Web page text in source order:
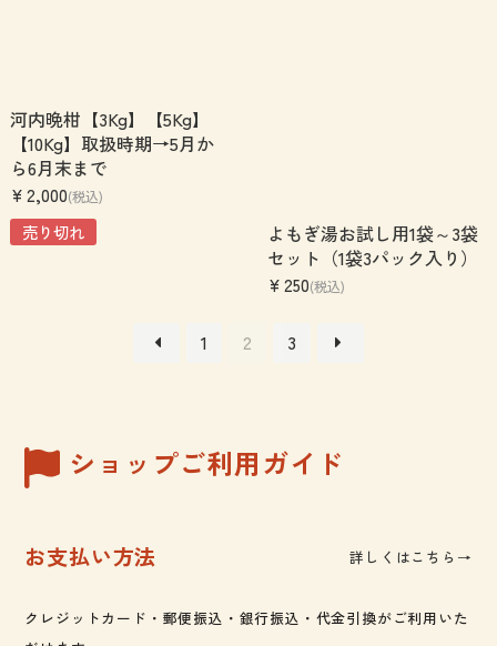
河内晩柑【3Kg】【5Kg】
【10Kg】取扱時期→5月か
ら6月末まで
¥2,000(税込)
売り切れ
よもぎ湯お試し用1袋～3袋
セット（1袋3パック入り）
¥250(税込)
≪ 1 2 3 ≫
ショップご利用ガイド
お支払い方法 詳しくはこちら→
クレジットカード・郵便振込・銀行振込・代金引換がご利用いた